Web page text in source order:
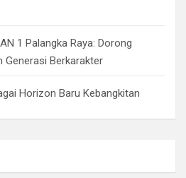
1 Palangka Raya: Dorong
Generasi Berkarakter
Horizon Baru Kebangkitan